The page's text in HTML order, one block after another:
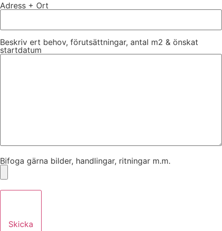
Adress + Ort
Beskriv ert behov, förutsättningar, antal m2 & önskat
startdatum
Bifoga gärna bilder, handlingar, ritningar m.m.
Skicka